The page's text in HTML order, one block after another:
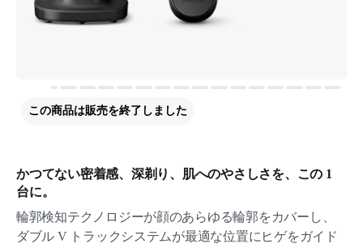
かつてない密着感、深剃り、肌へのやさしさを、この 1
台に。
輪郭検知テクノロジーが顔のあらゆる輪郭をカバーし、
ダブル V トラックシステムが最適な位置にヒゲをガイド
この商品は販売を終了しました